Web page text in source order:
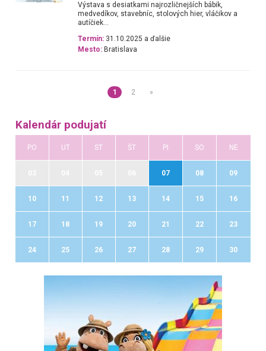
Výstava s desiatkami najrozličnejších bábik,
medvedíkov, stavebníc, stolových hier, vláčikov a
autíčiek...
Termín: 31.10.2025 a ďalšie
Mesto: Bratislava
1 2 »
Kalendár podujatí
PO UT ST ŠT PI SO NE
07 08 09
10 11 12 13 14 15 16
17 18 19 20 21 22 23
24 25 26 27 28 29 30